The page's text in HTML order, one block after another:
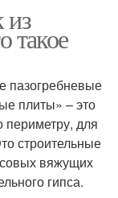
из
такое
пазогребневые
плиты» – это
периметру, для
строительные
вяжущих
гипса.